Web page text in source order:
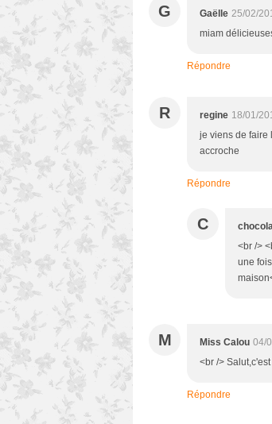
G Gaëlle 25/02/
miam
Répondre
R regine 18/01/
je viens de faire
accroche
Répondre
C
<br />
une
M Miss Calou 04/
<br />
Répondre